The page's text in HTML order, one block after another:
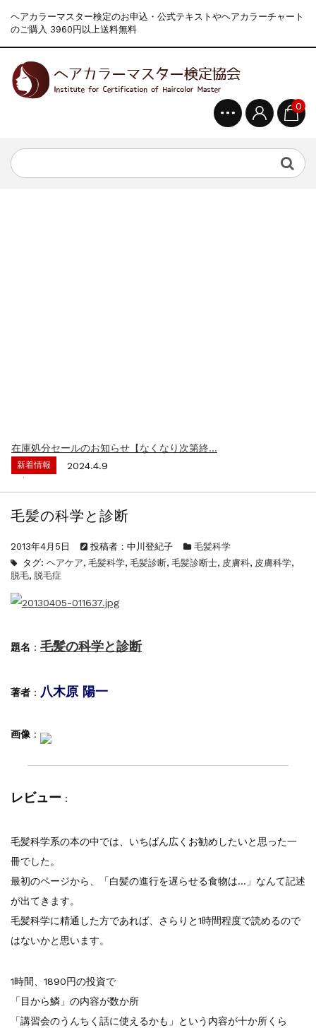
ヘアカラーマスター検定のお申込・公式テキストやヘアカラーチャート
のご購入 3960円以上送料無料
0
新着情報
2024.4.9
一部ヘアカラーチャートのお値引きを行いま...
新着情報
2025.3.11
新着情報
9月24日頃よりオンラインショップの送料...
在庫処分セールのお知らせ【なくなり次第終...
一部ヘアカラーチャートのお値引きを行いま...
毛髪の科学と診断
2013年4月5日 投稿者：中川登紀子
毛髪科学
タグ: ヘアケア, 毛髪科学, 毛髪診断, 毛髪診断士, 皮膚科, 皮膚科学,
脱毛, 脱毛症
題名 ： 毛髪の科学と診断
著者： 八木原 陽一
画像 ：
レビュー：
毛髪科学系の本の中では、いちばん広くお勧めしたいと思った一
冊でした。
最初のページから、「白髪の進行を遅らせる食物は…」なんて記述
が出てきます。
毛髪科学に精通した方であれば、さらりと1時間程度で読めるので
はないかと思います。
1時間、1890円の投資で
「目から鱗」の内容が数か所
「講習会のうんちく話に使えるかも」という内容が十か所くら